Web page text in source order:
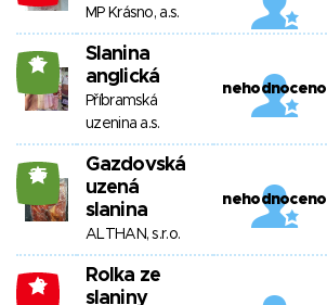
MP Krásno, a.s.
16
Slanina
anglická
Příbramská
uzenina a.s.
nehodnoceno
25
Gazdovská
uzená
slanina
ALTHAN, s.r.o.
nehodnoceno
-2
Rolka ze
slaniny